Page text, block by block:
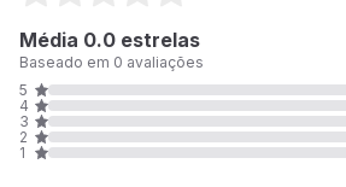
Média 0.0 estrelas
Baseado em 0 avaliações
5
4
3
2
1